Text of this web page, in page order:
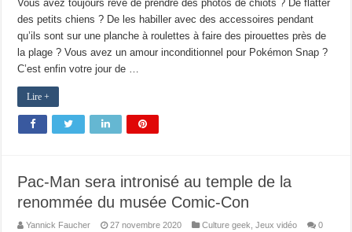
Vous avez toujours rêvé de prendre des photos de chiots ? De flatter
des petits chiens ? De les habiller avec des accessoires pendant
qu’ils sont sur une planche à roulettes à faire des pirouettes près de
la plage ? Vous avez un amour inconditionnel pour Pokémon Snap ?
C’est enfin votre jour de …
Lire +
Pac-Man sera intronisé au temple de la
renommée du musée Comic-Con
Yannick Faucher 27 novembre 2020 Culture geek,Jeux vidéo 0